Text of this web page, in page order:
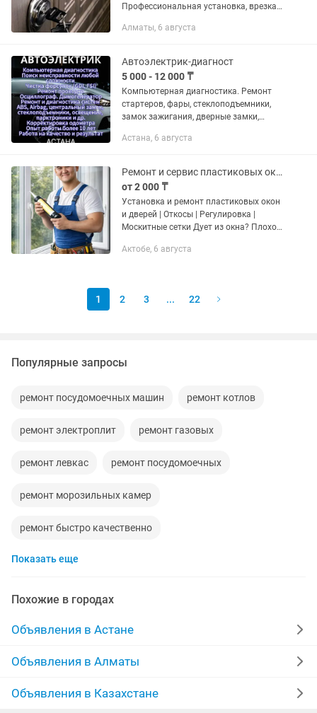
Профессиональная установка, врезка,
качественные. Оптом и в розницу.
Алматы, 6 августа
Автоэлектрик-диагност
5 000 - 12 000 ₸
Компьютерная диагностика. Ремонт
стартеров, фары, стеклоподъемники,
замок зажигания, дверные замки,
любой марки машин. Любой
замыканиям....
Астана, 6 августа
Ремонт и сервис пластиковых окон и дверей! Услуги мастера!
от 2 000 ₸
Установка и ремонт пластиковых окон
и дверей | Откосы | Регулировка |
Москитные сетки Дует из окна? Плохо
Установим и быстро устраним
Актобе, 6 августа
1 2 3 ... 22
Популярные запросы
ремонт посудомоечных машин ремонт котлов
ремонт электроплит ремонт газовых
ремонт левкас ремонт посудомоечных
ремонт морозильных камер
ремонт быстро качественно
ремонт холодильников и морозильников
ремонт духов замена ремонт вскрытие
ремонт катлов ремонт микроволновок пылесосов
ремонт пылесосов гарантией
Показать еще
Похожие в городах
Объявления в Астане
Объявления в Алматы
Объявления в Казахстане